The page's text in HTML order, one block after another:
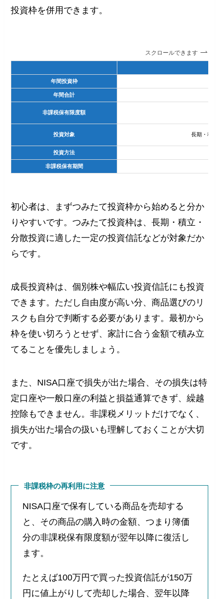
投資枠を併用できます。
スクロールできます
年間投資枠
年間合計
非課税保有限度額
投資対象 長期・積
投資方法
非課税保有期間
初心者は、まずつみたて投資枠から始めると分か
りやすいです。つみたて投資枠は、長期・積立・
分散投資に適した一定の投資信託などが対象だか
らです。
成長投資枠は、個別株や幅広い投資信託にも投資
できます。ただし自由度が高い分、商品選びのリ
スクも自分で判断する必要があります。最初から
枠を使い切ろうとせず、家計に合う金額で積み立
てることを優先しましょう。
また、NISA口座で損失が出た場合、その損失は特
定口座や一般口座の利益と損益通算できず、繰越
控除もできません。非課税メリットだけでなく、
損失が出た場合の扱いも理解しておくことが大切
です。
非課税枠の再利用に注意
NISA口座で保有している商品を売却する
と、その商品の購入時の金額、つまり簿価
分の非課税保有限度額が翌年以降に復活し
ます。
たとえば100万円で買った投資信託が150万
円に値上がりして売却した場合、翌年以降